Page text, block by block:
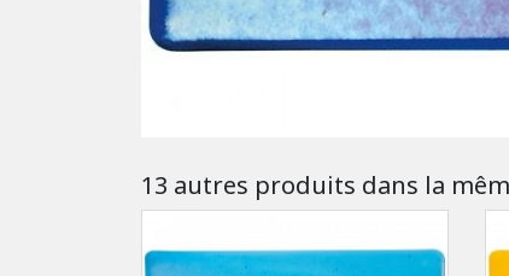
13 autres produits dans la